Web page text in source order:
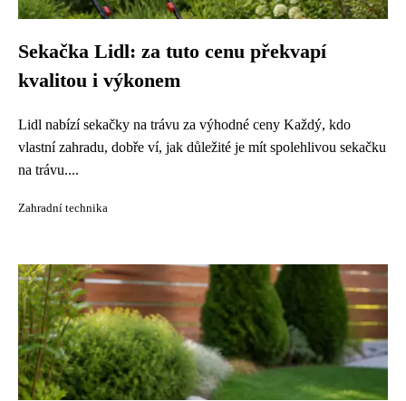
Sekačka Lidl: za tuto cenu překvapí
kvalitou i výkonem
Lidl nabízí sekačky na trávu za výhodné ceny Každý, kdo
vlastní zahradu, dobře ví, jak důležité je mít spolehlivou sekačku
na trávu....
Zahradní technika